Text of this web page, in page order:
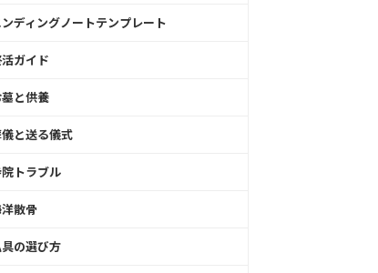
ディングノートテンプレート
ガイド
と供養
と送る儀式
トラブル
散骨
の選び方